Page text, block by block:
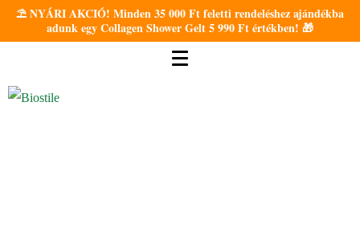
⛱️ NYÁRI AKCIÓ! Minden 35 000 Ft feletti rendeléshez ajándékba
adunk egy Collagen Shower Gelt 5 990 Ft értékben! 🎁